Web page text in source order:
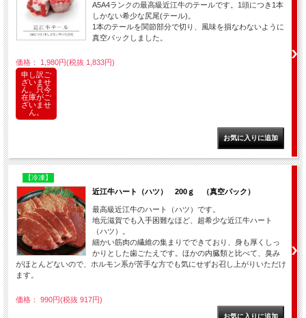
A5A4ランクの最高級近江牛のテールです。1頭につき1本
しかない希少な尻尾(テール)。
1本のテールを関節部分で切り、風味を損なわないように
真空パックしました。
価格： 1,980円(税抜 1,833円)
申し訳ご
ざいませ
ん。只今
在庫がご
ざいませ
ん。
【冷凍】
近江牛ハート（ハツ） 200ｇ （真空パック）
最高級近江牛のハート（ハツ）です。
地元滋賀でも入手困難なほど、超希少な近江牛ハート
（ハツ）。
細かい筋肉の繊維の集まりでできており、身も厚くしっ
かりとした歯ごたえです。ほかの内臓類と比べて、臭み
がほとんどないので、ホルモン系が苦手な方でも気にせずお召し上がりいただけ
ます。
価格： 990円(税抜 917円)